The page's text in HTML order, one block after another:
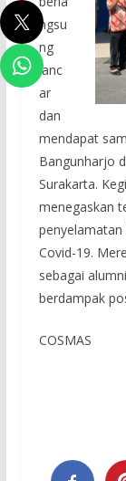
ngsu
ng
lanc
ar
dan
mendapat
Bangunharjo
Surakarta.
menegaskan
penyelamatan
Covid-19.
sebagai
berdampak
COSMAS